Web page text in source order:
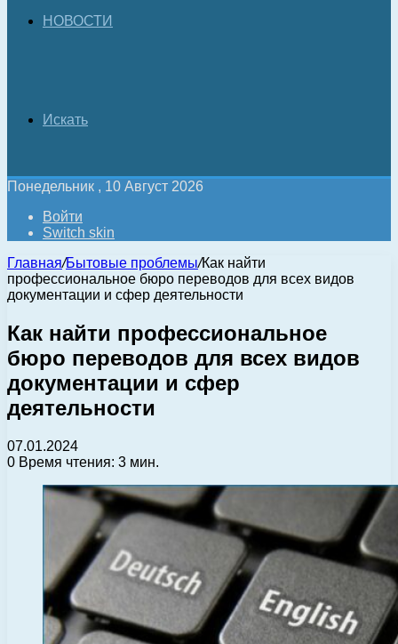
НОВОСТИ
Искать
Понедельник , 10 Август 2026
Войти
Switch skin
Главная/Бытовые проблемы/Как найти
профессиональное бюро переводов для всех видов
документации и сфер деятельности
Как найти профессиональное
бюро переводов для всех видов
документации и сфер
деятельности
07.01.2024
0 Время чтения: 3 мин.